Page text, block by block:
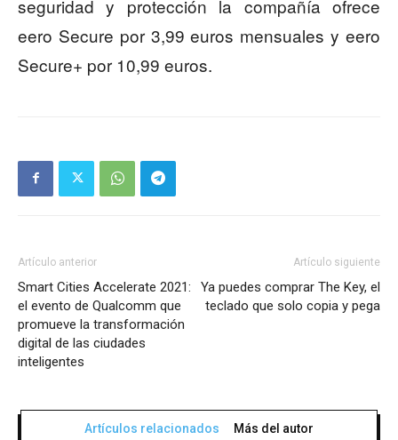
seguridad y protección la compañía ofrece
eero Secure por 3,99 euros mensuales y eero
Secure+ por 10,99 euros.
Artículo anterior
Smart Cities Accelerate 2021:
el evento de Qualcomm que
promueve la transformación
digital de las ciudades
inteligentes
Artículo siguiente
Ya puedes comprar The Key, el
teclado que solo copia y pega
Artículos relacionados Más del autor